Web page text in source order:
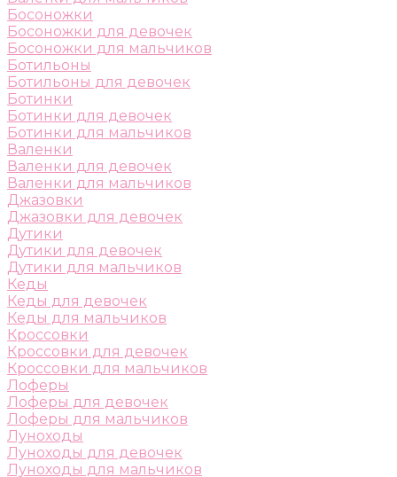
Босоножки
Босоножки для девочек
Босоножки для мальчиков
Ботильоны
Ботильоны для девочек
Ботинки
Ботинки для девочек
Ботинки для мальчиков
Валенки
Валенки для девочек
Валенки для мальчиков
Джазовки
Джазовки для девочек
Дутики
Дутики для девочек
Дутики для мальчиков
Кеды
Кеды для девочек
Кеды для мальчиков
Кроссовки
Кроссовки для девочек
Кроссовки для мальчиков
Лоферы
Лоферы для девочек
Лоферы для мальчиков
Луноходы
Луноходы для девочек
Луноходы для мальчиков